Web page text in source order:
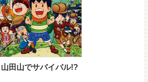
山田山でサバイバル!?